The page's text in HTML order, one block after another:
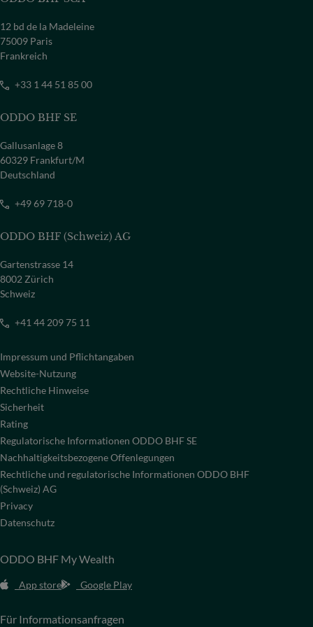
12 bd de la Madeleine
75009 Paris
Frankreich
+33 1 44 51 85 00
ODDO BHF SE
Gallusanlage 8
60329 Frankfurt/M
Deutschland
+49 69 718-0
ODDO BHF (Schweiz) AG
Gartenstrasse 14
8002 Zürich
Schweiz
+41 44 209 75 11
Impressum und Pflichtangaben
Website-Nutzung
Rechtliche Hinweise
Sicherheit
Rating
Regulatorische Informationen ODDO BHF SE
Nachhaltigkeitsbezogene Offenlegungen
Rechtliche und regulatorische Informationen ODDO BHF
(Schweiz) AG
Privacy
Datenschutz
ODDO BHF My Wealth
App store Google Play
Für Informationsanfragen